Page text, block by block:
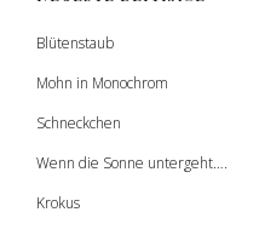
Blütenstaub
Mohn in Monochrom
Schneckchen
Wenn die Sonne untergeht….
Krokus